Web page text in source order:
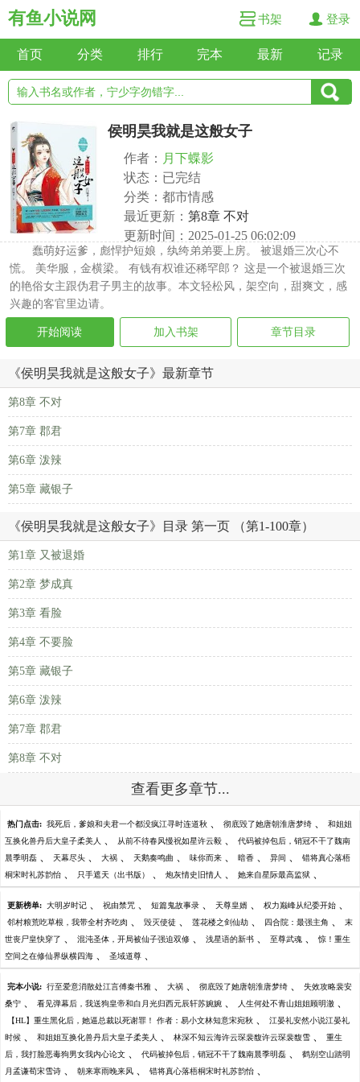
有鱼小说网 书架 登录
首页 分类 排行 完本 最新 记录
侯明昊我就是这般女子
作者： 月下蝶影
状态：已完结
分类：都市情感
最近更新： 第8章 不对
更新时间：2025-01-25 06:02:09
蠢萌好运爹，彪悍护短娘，纨绔弟弟要上房。 被退婚三次心不
慌。 美华服，金横梁。 有钱有权谁还稀罕郎？ 这是一个被退婚三次
的艳俗女主跟伪君子男主的故事。本文轻松风，架空向，甜爽文，感
兴趣的客官里边请。
开始阅读 加入书架 章节目录
《侯明昊我就是这般女子》最新章节
第8章 不对
第7章 郡君
第6章 泼辣
第5章 藏银子
《侯明昊我就是这般女子》目录 第一页 （第1-100章）
第1章 又被退婚
第2章 梦成真
第3章 看脸
第4章 不要脸
第5章 藏银子
第6章 泼辣
第7章 郡君
第8章 不对
查看更多章节...
热门点击: 我死后，爹娘和夫君一个都没疯江寻时连道秋 、 彻底毁了她唐朝淮唐梦绮 、 和姐姐
互换化兽丹后大皇子柔美人 、 从前不待春风慢祝如星许云毅 、 代码被掉包后，销冠不干了魏南
晨季明磊 、 天幕尽头 、 大祸 、 天鹅奏鸣曲 、 味你而来 、 暗香 、 异间 、 错将真心落梧
桐宋时礼苏韵怡 、 只手遮天（出书版） 、 炮灰情史旧情人 、 她来自星际最高监狱 、
更新榜单: 大明岁时记 、 祝由禁咒 、 短篇鬼故事录 、 天尊皇婿 、 权力巅峰从纪委开始 、
邻村粮荒吃草根，我带全村齐吃肉 、 毁灭使徒 、 莲花楼之剑仙劫 、 四合院：最强主角 、 末
世丧尸皇快穿了 、 混沌圣体，开局被仙子强迫双修 、 浅星语的新书 、 至尊武魂 、 惊！重生
空间之在修仙界纵横四海 、 圣域道尊 、
完本小说: 行至爱意消散处江言傅秦书雅 、 大祸 、 彻底毁了她唐朝淮唐梦绮 、 失效攻略裴安
桑宁 、 看见弹幕后，我送狗皇帝和白月光归西元辰轩苏婉婉 、 人生何处不青山姐姐顾明澈 、
【HL】重生黑化后，她逼总裁以死谢罪！ 作者：易小文林知意宋宛秋 、 江晏礼安然小说江晏礼
时候 、 和姐姐互换化兽丹后大皇子柔美人 、 林深不知云海许云琛裴馥许云琛裴馥雪 、 重生
后，我打脸恶毒狗男女我内心论文 、 代码被掉包后，销冠不干了魏南晨季明磊 、 鹤别空山踏明
月孟谦荀宋雪诗 、 朝来寒雨晚来风 、 错将真心落梧桐宋时礼苏韵怡 、